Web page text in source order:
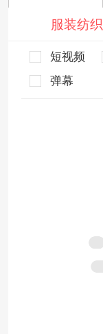
服装纺织
短视频
弹幕